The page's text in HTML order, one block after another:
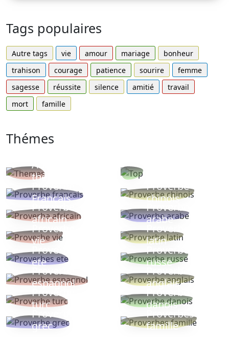
Tags populaires
Autre tags vie amour mariage
bonheur
trahison
courage patience sourire
femme
sagesse
réussite silence amitié
travail
mort
famille
Thémes
Autres
thèmes
Proverbe
Français
Proverbe
chinois
Proverbe
africain
Proverbe
arabe
Proverbe
vie
Proverbe
latin
Proverbes
ete
Proverbe
russe
Proverbe
espagnol
Proverbe
anglais
Proverbe
turc
Proverbe
danois
Proverbe
grec
Proverbes
famille